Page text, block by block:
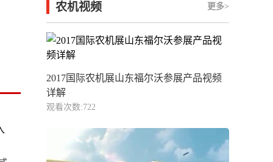
农机视频 更多>
2017国际农机展山东福尔沃参展产品视频
详解
观看次数:722